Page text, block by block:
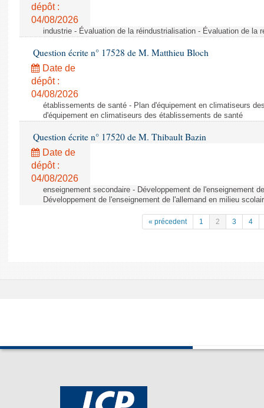
dépôt :
04/08/2026
industrie - Évaluation de la réindustrialisation - Évaluation de la
Question écrite n° 17528 de M. Matthieu Bloch
Date de
dépôt :
04/08/2026
établissements de santé - Plan d'équipement en climatiseurs
d'équipement en climatiseurs des établissements de santé
Question écrite n° 17520 de M. Thibault Bazin
Date de
dépôt :
04/08/2026
enseignement secondaire - Développement de l'enseignement
Développement de l'enseignement de l'allemand en milieu
« précedent 1 2 3 4